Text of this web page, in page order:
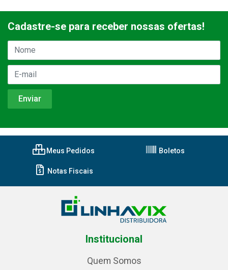
Cadastre-se para receber nossas ofertas!
Meus Pedidos Boletos
Notas Fiscais
Institucional
Quem Somos